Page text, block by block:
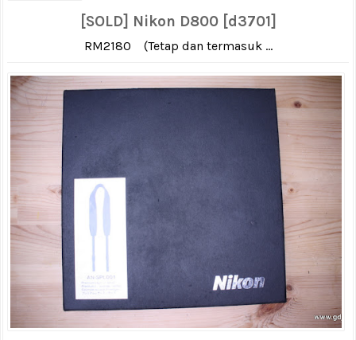
[SOLD] Nikon D800 [d3701]
RM2180 (Tetap dan termasuk ...